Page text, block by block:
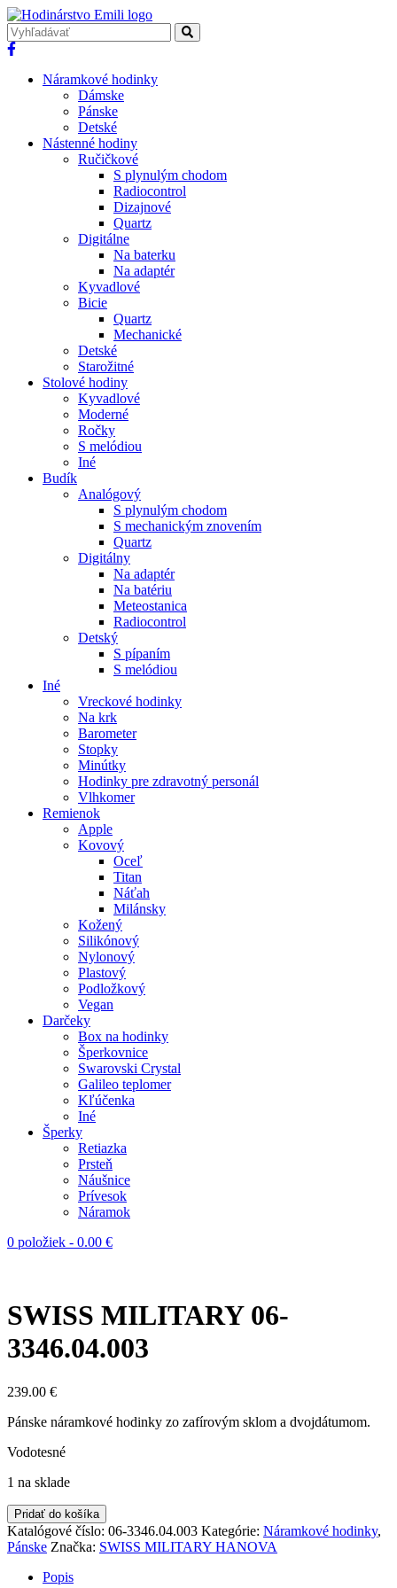
Náramkové hodinky
Dámske
Pánske
Detské
Nástenné hodiny
Ručičkové
S plynulým chodom
Radiocontrol
Dizajnové
Quartz
Digitálne
Na baterku
Na adaptér
Kyvadlové
Bicie
Quartz
Mechanické
Detské
Starožitné
Stolové hodiny
Kyvadlové
Moderné
Ročky
S melódiou
Iné
Budík
Analógový
S plynulým chodom
S mechanickým znovením
Quartz
Digitálny
Na adaptér
Na batériu
Meteostanica
Radiocontrol
Detský
S pípaním
S melódiou
Iné
Vreckové hodinky
Na krk
Barometer
Stopky
Minútky
Hodinky pre zdravotný personál
Vlhkomer
Remienok
Apple
Kovový
Oceľ
Titan
Náťah
Milánsky
Kožený
Silikónový
Nylonový
Plastový
Podložkový
Vegan
Darčeky
Box na hodinky
Šperkovnice
Swarovski Crystal
Galileo teplomer
Kľúčenka
Iné
Šperky
Retiazka
Prsteň
Náušnice
Prívesok
Náramok
0 položiek - 0.00 €
SWISS MILITARY 06-
3346.04.003
239.00 €
Pánske náramkové hodinky zo zafírovým sklom a dvojdátumom.
Vodotesné
1 na sklade
Pridať do košíka
Katalógové číslo: 06-3346.04.003 Kategórie: Náramkové hodinky,
Pánske Značka: SWISS MILITARY HANOVA
Popis